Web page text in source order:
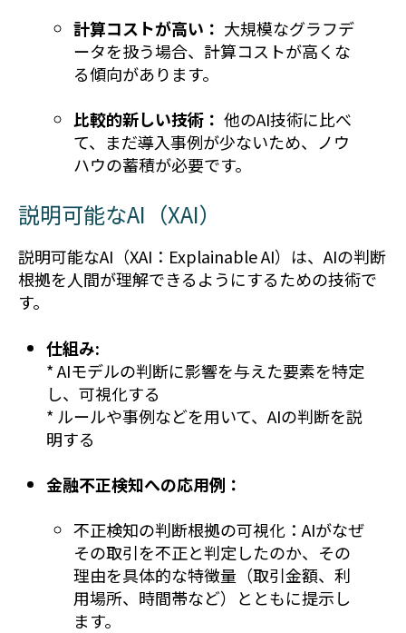
計算コストが高い： 大規模なグラフデ
ータを扱う場合、計算コストが高くな
る傾向があります。
比較的新しい技術： 他のAI技術に比べ
て、まだ導入事例が少ないため、ノウ
ハウの蓄積が必要です。
説明可能なAI（XAI）
説明可能なAI（XAI：Explainable AI）は、AIの判断
根拠を人間が理解できるようにするための技術で
す。
仕組み:
* AIモデルの判断に影響を与えた要素を特定
し、可視化する
* ルールや事例などを用いて、AIの判断を説
明する
金融不正検知への応用例：
不正検知の判断根拠の可視化：AIがなぜ
その取引を不正と判定したのか、その
理由を具体的な特徴量（取引金額、利
用場所、時間帯など）とともに提示し
ます。